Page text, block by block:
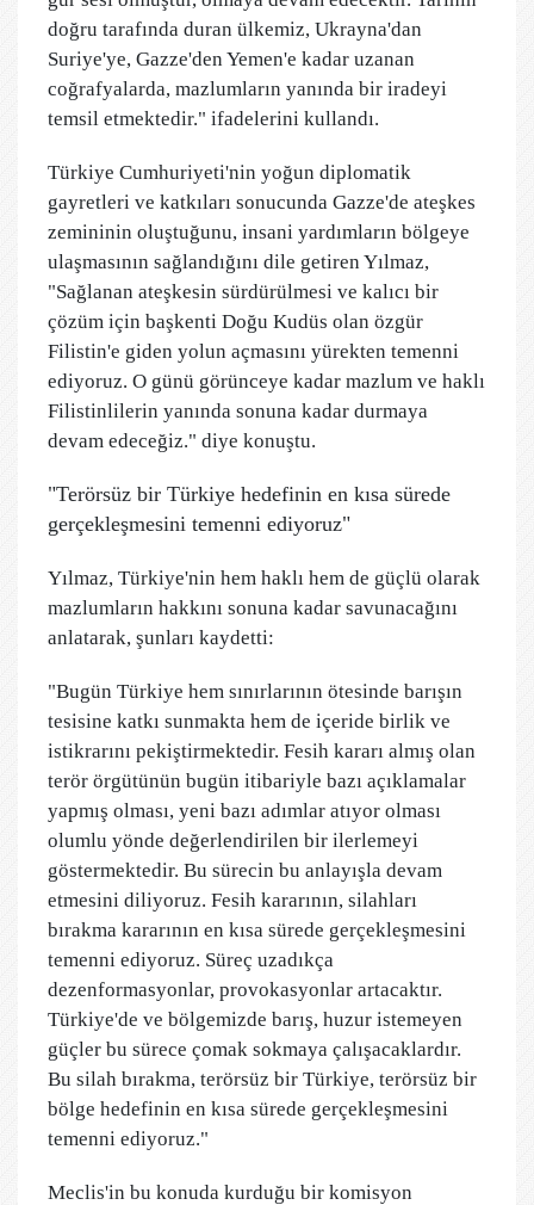
doğru tarafında duran ülkemiz, Ukrayna'dan
Suriye'ye, Gazze'den Yemen'e kadar uzanan
coğrafyalarda, mazlumların yanında bir iradeyi
temsil etmektedir." ifadelerini kullandı.
Türkiye Cumhuriyeti'nin yoğun diplomatik
gayretleri ve katkıları sonucunda Gazze'de ateşkes
zemininin oluştuğunu, insani yardımların bölgeye
ulaşmasının sağlandığını dile getiren Yılmaz,
"Sağlanan ateşkesin sürdürülmesi ve kalıcı bir
çözüm için başkenti Doğu Kudüs olan özgür
Filistin'e giden yolun açmasını yürekten temenni
ediyoruz. O günü görünceye kadar mazlum ve haklı
Filistinlilerin yanında sonuna kadar durmaya
devam edeceğiz." diye konuştu.
"Terörsüz bir Türkiye hedefinin en kısa sürede
gerçekleşmesini temenni ediyoruz"
Yılmaz, Türkiye'nin hem haklı hem de güçlü olarak
mazlumların hakkını sonuna kadar savunacağını
anlatarak, şunları kaydetti:
"Bugün Türkiye hem sınırlarının ötesinde barışın
tesisine katkı sunmakta hem de içeride birlik ve
istikrarını pekiştirmektedir. Fesih kararı almış olan
terör örgütünün bugün itibariyle bazı açıklamalar
yapmış olması, yeni bazı adımlar atıyor olması
olumlu yönde değerlendirilen bir ilerlemeyi
göstermektedir. Bu sürecin bu anlayışla devam
etmesini diliyoruz. Fesih kararının, silahları
bırakma kararının en kısa sürede gerçekleşmesini
temenni ediyoruz. Süreç uzadıkça
dezenformasyonlar, provokasyonlar artacaktır.
Türkiye'de ve bölgemizde barış, huzur istemeyen
güçler bu sürece çomak sokmaya çalışacaklardır.
Bu silah bırakma, terörsüz bir Türkiye, terörsüz bir
bölge hedefinin en kısa sürede gerçekleşmesini
temenni ediyoruz."
Meclis'in bu konuda kurduğu bir komisyon